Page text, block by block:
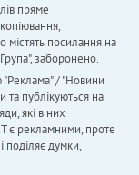
пряме
містять посилання на
заборонено.
"Реклама" / "Новини
та публікуються на
які в них
є рекламними, проте
поділяє думки,